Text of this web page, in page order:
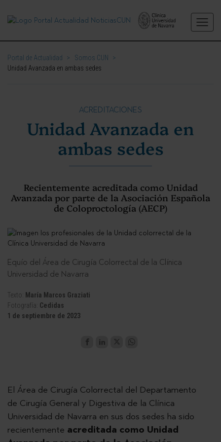
Portal de Actualidad > Somos CUN
>
Unidad Avanzada en ambas sedes
ACREDITACIONES
Unidad Avanzada en
ambas sedes
Recientemente acreditada como Unidad
Avanzada por parte de la Asociación Española
de Coloproctología (AECP)
Equío del Área de Cirugía Colorrectal de la Clínica
Universidad de Navarra
Texto:
María Marcos Graziati
Fotografía: Cedidas
1 de septiembre de 2023
El Área de Cirugía Colorrectal del Departamento
de Cirugía General y Digestiva de la Clínica
Universidad de Navarra en sus dos sedes ha sido
recientemente acreditada como Unidad